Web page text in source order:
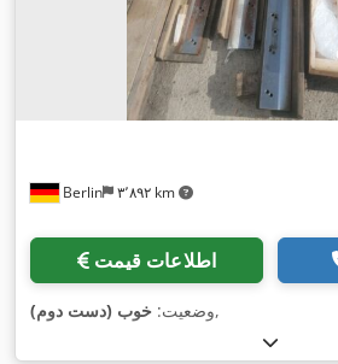
Berlin ۳٬۸۹۲ km
اطلاعات قیمت
وضعیت: خوب (دست دوم) ,